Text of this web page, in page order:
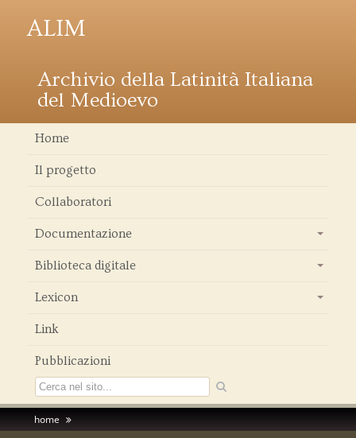
ALIM
Archivio della Latinità Italiana
del Medioevo
Home
Il progetto
Collaboratori
Documentazione
Biblioteca digitale
Lexicon
Link
Pubblicazioni
home